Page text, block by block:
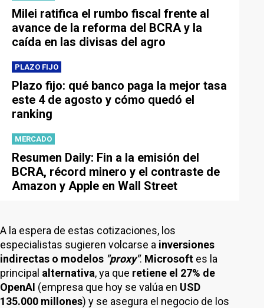
Milei ratifica el rumbo fiscal frente al
avance de la reforma del BCRA y la
caída en las divisas del agro
PLAZO FIJO
Plazo fijo: qué banco paga la mejor tasa
este 4 de agosto y cómo quedó el
ranking
MERCADO
Resumen Daily: Fin a la emisión del
BCRA, récord minero y el contraste de
Amazon y Apple en Wall Street
A la espera de estas cotizaciones, los
especialistas sugieren volcarse a inversiones
indirectas o modelos "proxy". Microsoft es la
principal alternativa, ya que retiene el 27% de
OpenAI (empresa que hoy se valúa en USD
135.000 millones) y se asegura el negocio de los